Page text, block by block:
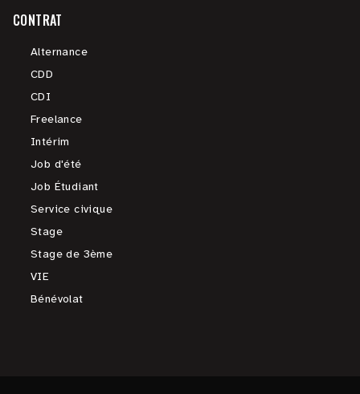
CONTRAT
Alternance
CDD
CDI
Freelance
Intérim
Job d'été
Job Étudiant
Service civique
Stage
Stage de 3ème
VIE
Bénévolat